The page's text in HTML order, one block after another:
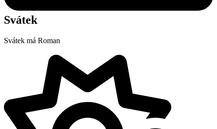
Svátek
Svátek má Roman